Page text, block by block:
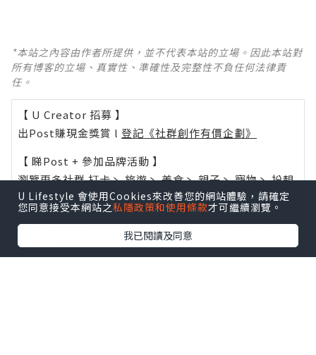
*本站之內容由作者所提供，並不代表本站的立場。因此本站對
所有博客的立場、真實性、準確性及完整性不負任何法律責
任。
【 U Creator 招募 】
出Post賺現金獎賞 l 登記《社群創作有價企劃》
【 睇Post + 參加品牌活動 】
瀏覽更多社群打卡丶旅遊丶美食丶親子丶寵物丶扮靚
攻略及活動情報
U Blog開咗WhatsApp啦！發掘更多吃喝玩樂資訊！
Follow 我哋！
U Lifestyle 會使用Cookies來改善您的網站體驗，請確定
您同意接受本網站之私隱政策和使用條款才可繼續瀏覽。
我已閱讀及同意